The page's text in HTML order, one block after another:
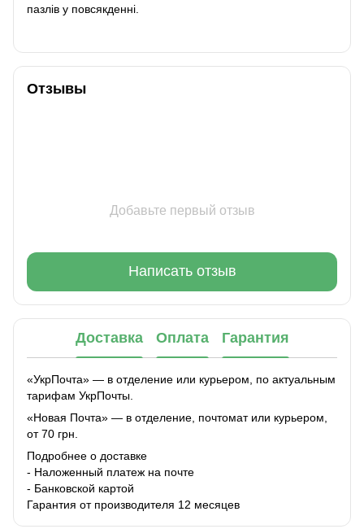
пазлів у повсякденні.
Отзывы
Добавьте первый отзыв
Написать отзыв
Доставка Оплата Гарантия
«УкрПочта» — в отделение или курьером, по актуальным
тарифам УкрПочты.
«Новая Почта» — в отделение, почтомат или курьером,
от 70 грн.
Подробнее о доставке
- Наложенный платеж на почте
- Банковской картой
Гарантия от производителя 12 месяцев